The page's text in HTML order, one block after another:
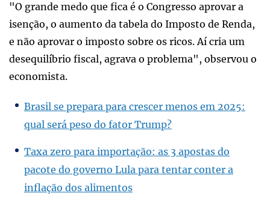
"O grande medo que fica é o Congresso aprovar a
isenção, o aumento da tabela do Imposto de Renda,
e não aprovar o imposto sobre os ricos. Aí cria um
desequilíbrio fiscal, agrava o problema", observou o
economista.
Brasil se prepara para crescer menos em 2025:
qual será peso do fator Trump?
Taxa zero para importação: as 3 apostas do
pacote do governo Lula para tentar conter a
inflação dos alimentos